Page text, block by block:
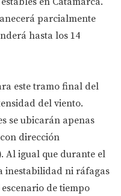
parcialmente
hasta los 14
este tramo final del
del viento.
se ubicarán apenas
dirección
Al igual que durante el
inestabilidad ni ráfagas
de tiempo